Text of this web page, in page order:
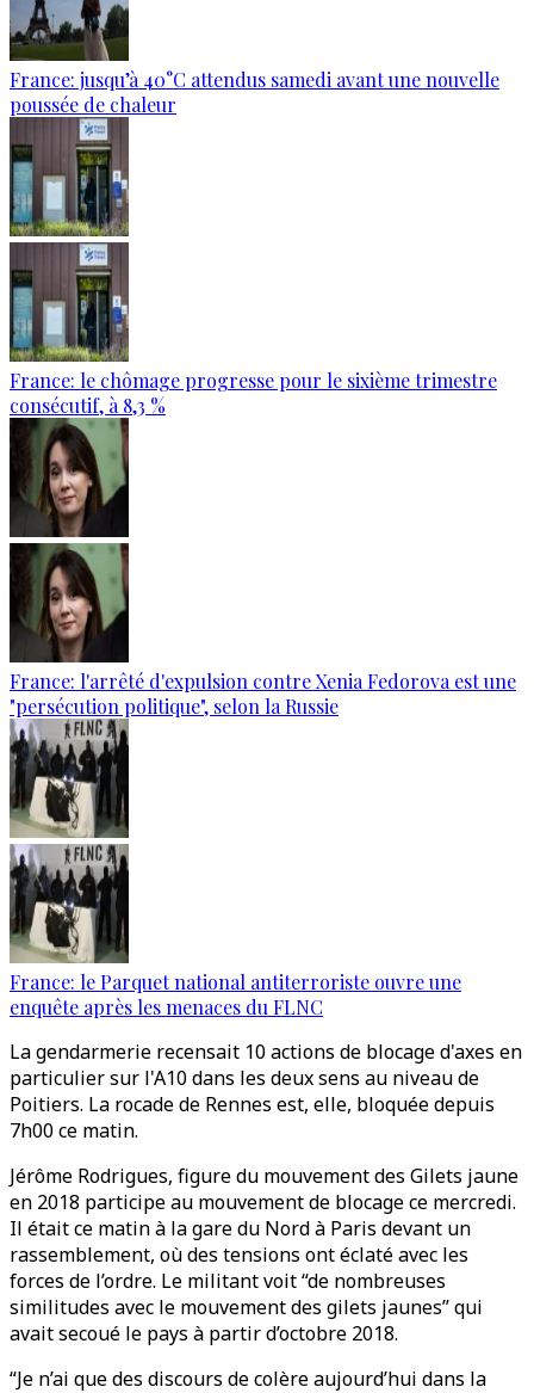
France: jusqu’à 40°C attendus samedi avant une nouvelle
poussée de chaleur
France: le chômage progresse pour le sixième trimestre
consécutif, à 8,3 %
France: l'arrêté d'expulsion contre Xenia Fedorova est une
"persécution politique", selon la Russie
France: le Parquet national antiterroriste ouvre une
enquête après les menaces du FLNC
La gendarmerie recensait 10 actions de blocage d'axes en
particulier sur l'A10 dans les deux sens au niveau de
Poitiers. La rocade de Rennes est, elle, bloquée depuis
7h00 ce matin.
Jérôme Rodrigues, figure du mouvement des Gilets jaune
en 2018 participe au mouvement de blocage ce mercredi.
Il était ce matin à la gare du Nord à Paris devant un
rassemblement, où des tensions ont éclaté avec les
forces de l’ordre. Le militant voit “de nombreuses
similitudes avec le mouvement des gilets jaunes” qui
avait secoué le pays à partir d’octobre 2018.
“Je n’ai que des discours de colère aujourd’hui dans la